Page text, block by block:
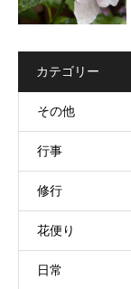
カテゴリー
その他
行事
修行
花便り
日常